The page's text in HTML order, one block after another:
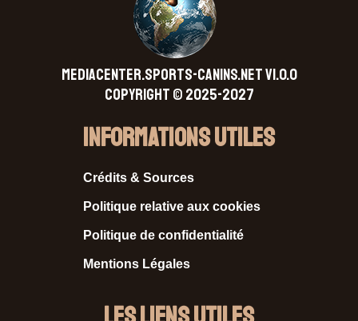
MEDIACENTER.SPORTS-CANINS.NET V1.0.0
Copyright © 2025-2027
Informations Utiles
Crédits & Sources
Politique relative aux cookies
Politique de confidentialité
Mentions Légales